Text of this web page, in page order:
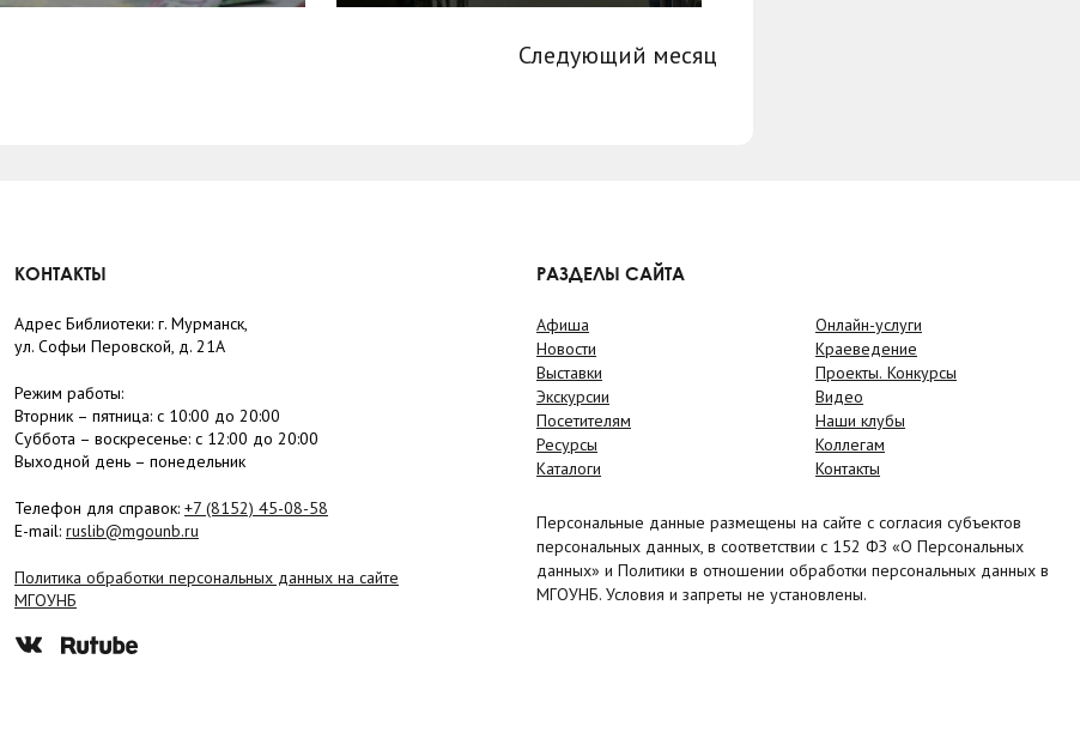
Следующий месяц
КОНТАКТЫ
Адрес Библиотеки: г. Мурманск,
ул. Софьи Перовской, д. 21А
Режим работы:
Вторник – пятница: с 10:00 до 20:00
Суббота – воскресенье: c 12:00 до 20:00
Выходной день – понедельник
Телефон для справок: +7 (8152) 45-08-58
E-mail: ruslib@mgounb.ru
Политика обработки персональных данных на сайте
МГОУНБ
РАЗДЕЛЫ САЙТА
Афиша
Новости
Выставки
Экскурсии
Посетителям
Ресурсы
Каталоги
Онлайн-услуги
Краеведение
Проекты. Конкурсы
Видео
Наши клубы
Коллегам
Контакты
Персональные данные размещены на сайте с согласия субъектов
персональных данных, в соответствии с 152 ФЗ «О Персональных
данных» и Политики в отношении обработки персональных данных в
МГОУНБ. Условия и запреты не установлены.